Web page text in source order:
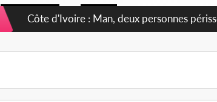
Côte d'Ivoire : Séileu, la célébration de la